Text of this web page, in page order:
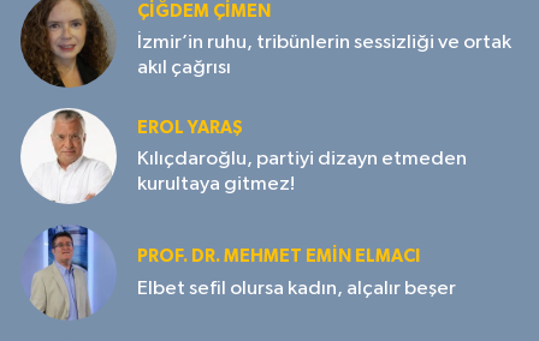
ÇIĞDEM ÇIMEN
İzmir’in ruhu, tribünlerin sessizliği ve ortak
akıl çağrısı
EROL YARAŞ
Kılıçdaroğlu, partiyi dizayn etmeden
kurultaya gitmez!
PROF. DR. MEHMET EMIN ELMACI
Elbet sefil olursa kadın, alçalır beşer